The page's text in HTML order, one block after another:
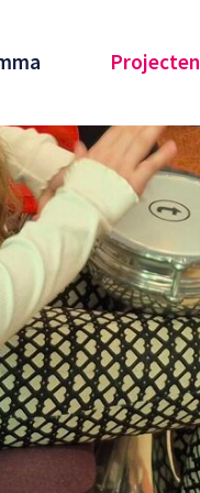
Projecten